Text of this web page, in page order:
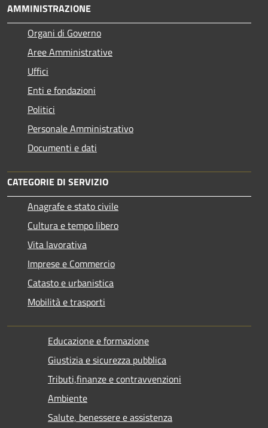
AMMINISTRAZIONE
Organi di Governo
Aree Amministrative
Uffici
Enti e fondazioni
Politici
Personale Amministrativo
Documenti e dati
CATEGORIE DI SERVIZIO
Anagrafe e stato civile
Cultura e tempo libero
Vita lavorativa
Imprese e Commercio
Catasto e urbanistica
Mobilità e trasporti
Educazione e formazione
Giustizia e sicurezza pubblica
Tributi,finanze e contravvenzioni
Ambiente
Salute, benessere e assistenza